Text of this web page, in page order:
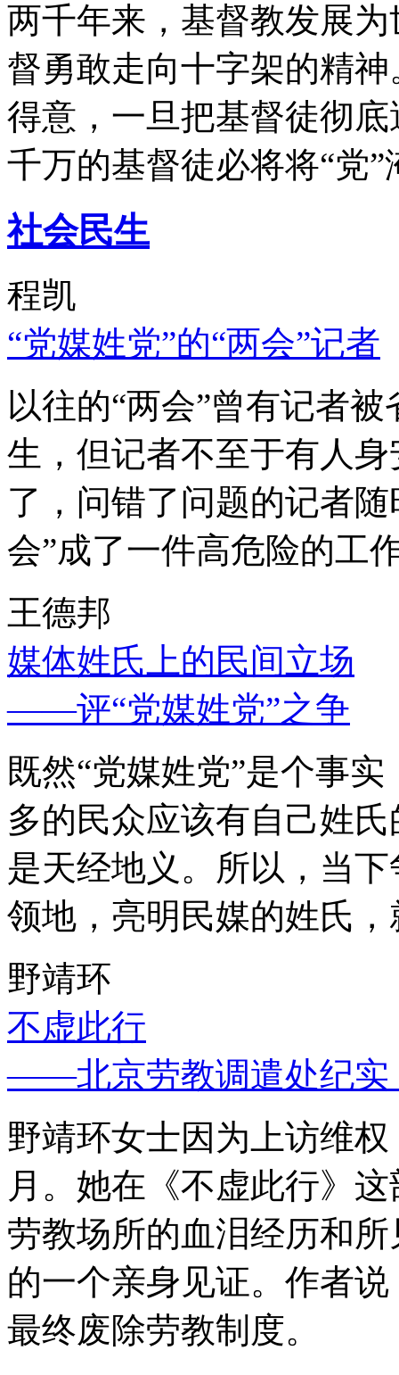
两千年来，基督教发展
督勇敢走向十字架的精
得意，一旦把基督徒彻
千万的基督徒必将将“党”
社会民生
程凯
“党媒姓党”的“两会”记者
以往的“两会”曾有记者
生，但记者不至于有人
了，问错了问题的记者
会”成了一件高危险的工
王德邦
媒体姓氏上的民间立场
——评“党媒姓党”之争
既然“党媒姓党”是个事
多的民众应该有自己姓
是天经地义。所以，当
领地，亮明民媒的姓氏
野靖环
不虚此行
——北京劳教调遣处纪实
野靖环女士因为上访维
月。她在《不虚此行》
劳教场所的血泪经历和
的一个亲身见证。作者
最终废除劳教制度。